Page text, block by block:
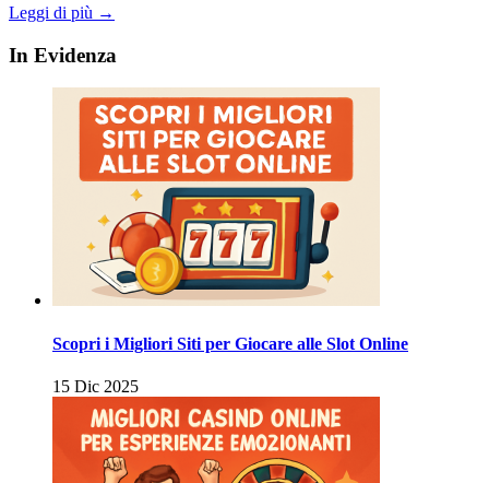
Leggi di più →
In Evidenza
Scopri i Migliori Siti per Giocare alle Slot Online
15 Dic 2025